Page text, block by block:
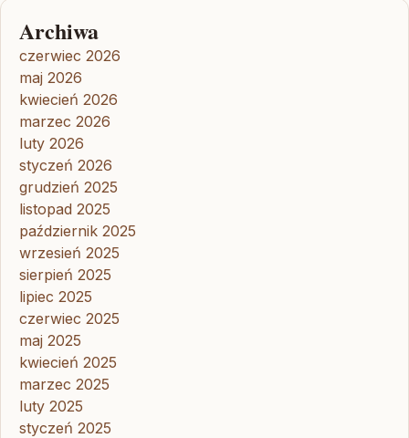
Archiwa
czerwiec 2026
maj 2026
kwiecień 2026
marzec 2026
luty 2026
styczeń 2026
grudzień 2025
listopad 2025
październik 2025
wrzesień 2025
sierpień 2025
lipiec 2025
czerwiec 2025
maj 2025
kwiecień 2025
marzec 2025
luty 2025
styczeń 2025